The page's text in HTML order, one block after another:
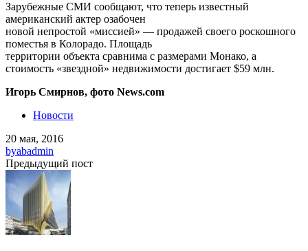
Зарубежные СМИ сообщают, что теперь известный
американский актер озабочен
новой непростой «миссией» — продажей своего роскошного
поместья в Колорадо. Площадь
территории объекта сравнима с размерами Монако, а
стоимость «звездной» недвижимости достигает $59 млн.
Игорь Смирнов, фото News.com
Новости
20 мая, 2016
byabadmin
Предыдущий пост